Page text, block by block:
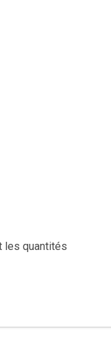
les quantités